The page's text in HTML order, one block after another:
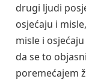
drugi ljudi
osjećaju i
misle i
da se to
poremećajem